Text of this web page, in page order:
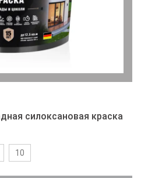
силоксановая краска
10